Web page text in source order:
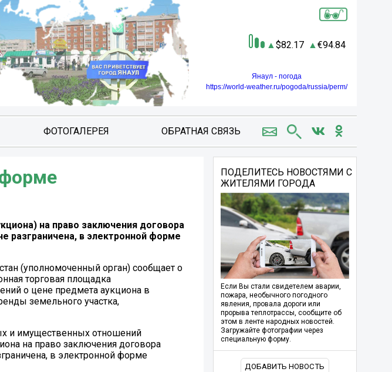
82.17 94.84
Янаул - погода
https://world-weather.ru/pogoda/russia/perm/
ФОТОГАЛЕРЕЯ ОБРАТНАЯ СВЯЗЬ
на право заключения договора
разграничена, в электронной форме
(уполномоченный орган) сообщает о
торговая площадка
о цене предмета аукциона в
земельного участка,
и имущественных отношений
на право заключения договора
в электронной форме
ПОДЕЛИТЕСЬ НОВОСТЯМИ С
ЖИТЕЛЯМИ ГОРОДА
Если Вы стали свидетелем аварии,
пожара, необычного погодного
явления, провала дороги или
прорыва теплотрассы, сообщите об
этом в ленте народных новостей.
Загружайте фотографии через
специальную форму.
ДОБАВИТЬ НОВОСТЬ